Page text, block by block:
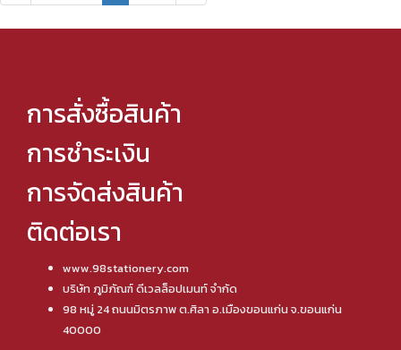
การสั่งซื้อสินค้า
การชำระเงิน
การจัดส่งสินค้า
ติดต่อเรา
www.98stationery.com
บริษัท ภูมิภัณฑ์ ดีเวลล็อปเมนท์ จำกัด
98 หมู่ 24 ถนนมิตรภาพ ต.ศิลา อ.เมืองขอนแก่น จ.ขอนแก่น
40000